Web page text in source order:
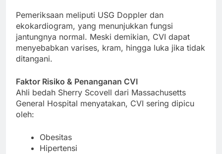
Pemeriksaan meliputi USG Doppler dan
ekokardiogram, yang menunjukkan fungsi
jantungnya normal. Meski demikian, CVI dapat
menyebabkan varises, kram, hingga luka jika tidak
ditangani.
Faktor Risiko & Penanganan CVI
Ahli bedah Sherry Scovell dari Massachusetts
General Hospital menyatakan, CVI sering dipicu
oleh:
Obesitas
Hipertensi